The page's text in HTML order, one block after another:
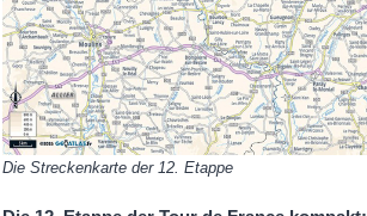
Die Streckenkarte der 12. Etappe